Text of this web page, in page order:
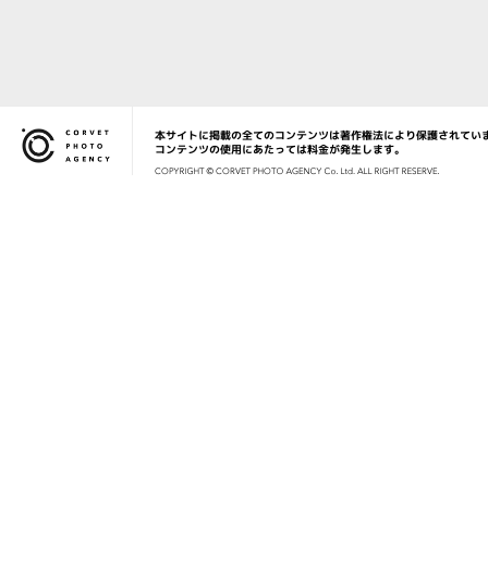
Corvet Photo Agency
本サイトに掲載の全てのコンテンツは著作権法により保護されてい
コンテンツの使用にあたっては料金が発生します。